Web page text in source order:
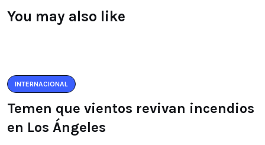
You may also like
INTERNACIONAL
Temen que vientos revivan incendios
en Los Ángeles